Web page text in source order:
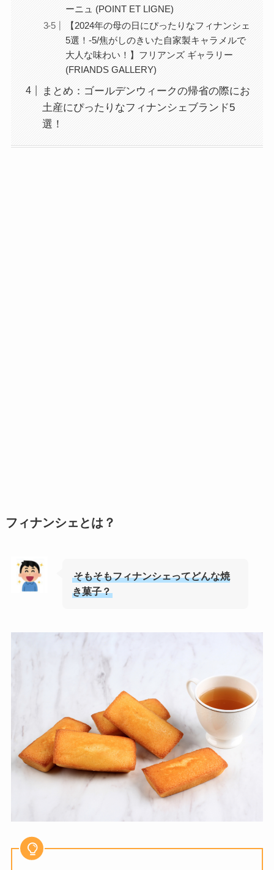
ーニュ (POINT ET LIGNE)
【2024年の母の日にぴったりなフィナンシェ
5選！-5/焦がしのきいた自家製キャラメルで
大人な味わい！】フリアンズ ギャラリー
(FRIANDS GALLERY)
まとめ：ゴールデンウィークの帰省の際にお
土産にぴったりなフィナンシェブランド5
選！
フィナンシェとは？
そもそもフィナンシェってどんな焼
き菓子？